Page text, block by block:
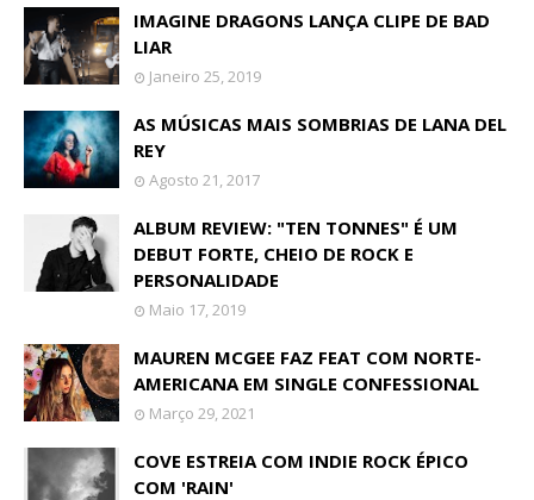
IMAGINE DRAGONS LANÇA CLIPE DE BAD
LIAR
Janeiro 25, 2019
AS MÚSICAS MAIS SOMBRIAS DE LANA DEL
REY
Agosto 21, 2017
ALBUM REVIEW: "TEN TONNES" É UM
DEBUT FORTE, CHEIO DE ROCK E
PERSONALIDADE
Maio 17, 2019
MAUREN MCGEE FAZ FEAT COM NORTE-
AMERICANA EM SINGLE CONFESSIONAL
Março 29, 2021
COVE ESTREIA COM INDIE ROCK ÉPICO
COM 'RAIN'